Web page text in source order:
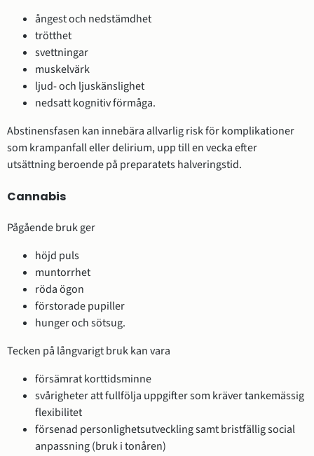
ångest och nedstämdhet
trötthet
svettningar
muskelvärk
ljud- och ljuskänslighet
nedsatt kognitiv förmåga.
Abstinensfasen kan innebära allvarlig risk för komplikationer
som krampanfall eller delirium, upp till en vecka efter
utsättning beroende på preparatets halveringstid.
Cannabis
Pågående bruk ger
höjd puls
muntorrhet
röda ögon
förstorade pupiller
hunger och sötsug.
Tecken på långvarigt bruk kan vara
försämrat korttidsminne
svårigheter att fullfölja uppgifter som kräver tankemässig
flexibilitet
försenad personlighetsutveckling samt bristfällig social
anpassning (bruk i tonåren)